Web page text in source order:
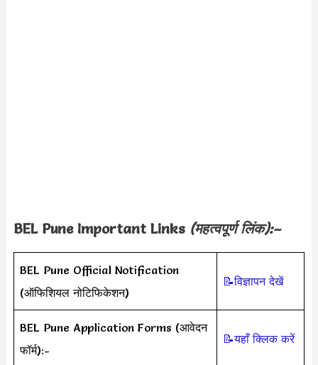
BEL Pune Important Links (महत्वपूर्ण लिंक):–
BEL Pune Official Notification
(ऑफिशियल नोटिफिकेशन)
📝विज्ञापन देखें
BEL Pune Application Forms (आवेदन
फॉर्म):-
📝यहाँ क्लिक करें